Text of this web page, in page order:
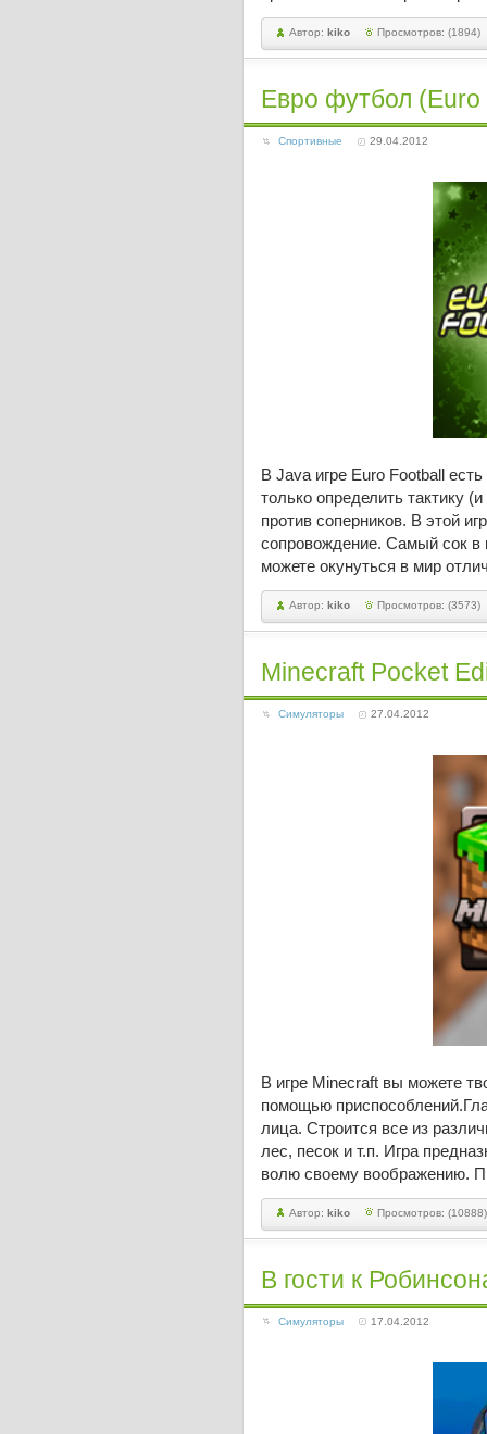
Автор: kiko Просмотров: (1894)
Евро футбол (Euro
Спортивные 29.04.2012
В Java игре Euro Football
только определить тактику
против соперников. В этой
сопровождение. Самый сок в
можете окунуться в мир
Автор: kiko Просмотров: (3573)
Minecraft Pocket
Симуляторы 27.04.2012
В игре Minecraft вы можете
помощью
лица. Строится все из
лес, песок и т.п. Игра
волю своему воображению.
Автор: kiko Просмотров: (10888)
В гости к
Симуляторы 17.04.2012